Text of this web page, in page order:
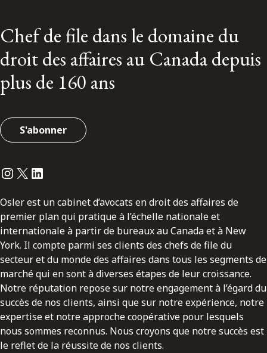
Chef de file dans le domaine du
droit des affaires au Canada depuis
plus de 160 ans
S'abonner
Instagram
Twitter
LinkedIn
Osler est un cabinet d’avocats en droit des affaires de
premier plan qui pratique à l’échelle nationale et
internationale à partir de bureaux au Canada et à New
York. Il compte parmi ses clients des chefs de file du
secteur et du monde des affaires dans tous les segments de
marché qui en sont à diverses étapes de leur croissance.
Notre réputation repose sur notre engagement à l’égard du
succès de nos clients, ainsi que sur notre expérience, notre
expertise et notre approche coopérative pour lesquels
nous sommes reconnus. Nous croyons que notre succès est
le reflet de la réussite de nos clients.